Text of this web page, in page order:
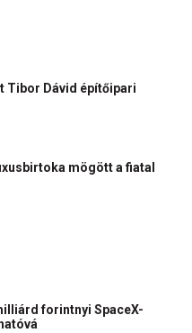
Tibor Dávid építőipari
mögött a fiatal
forintnyi SpaceX-